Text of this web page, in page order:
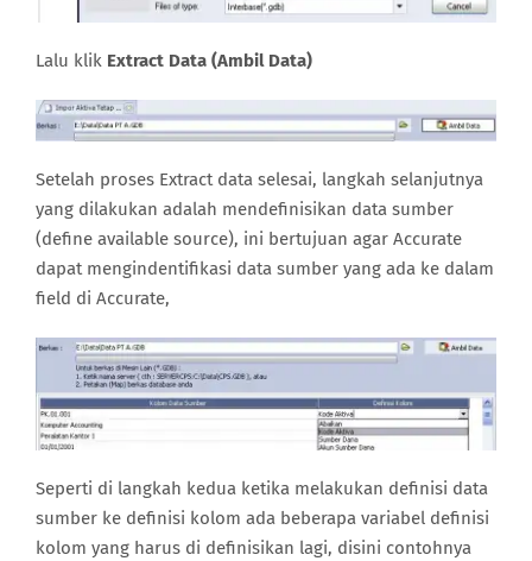
Lalu klik Extract Data (Ambil Data)
Setelah proses Extract data selesai, langkah selanjutnya
yang dilakukan adalah mendefinisikan data sumber
(define available source), ini bertujuan agar Accurate
dapat mengindentifikasi data sumber yang ada ke dalam
field di Accurate,
Seperti di langkah kedua ketika melakukan definisi data
sumber ke definisi kolom ada beberapa variabel definisi
kolom yang harus di definisikan lagi, disini contohnya